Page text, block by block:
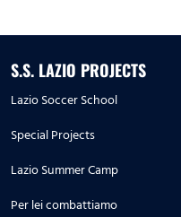
S.S. LAZIO PROJECTS
Lazio Soccer School
Special Projects
Lazio Summer Camp
Per lei combattiamo